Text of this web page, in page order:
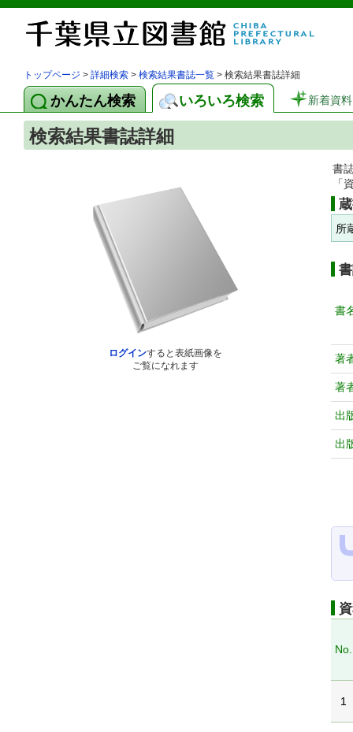
トップページ > 詳細検索 > 検索結果書誌一覧 > 検索結果書誌詳細
かんたん検索 いろいろ検索 新着資料
検索結果書誌詳細
ログインすると表紙画像を
ご覧になれます
書
「
所
書
著
著
出
出
No.
1